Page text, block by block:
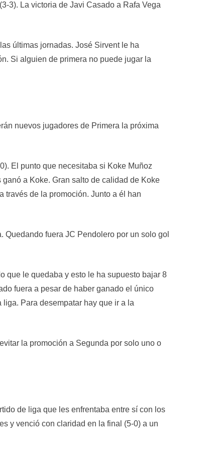
3). La victoria de Javi Casado a Rafa Vega
últimas jornadas. José Sirvent le ha
Si alguien de primera no puede jugar la
nuevos jugadores de Primera la próxima
El punto que necesitaba si Koke Muñoz
a Koke. Gran salto de calidad de Koke
través de la promoción. Junto a él han
Quedando fuera JC Pendolero por un solo gol
que le quedaba y esto le ha supuesto bajar 8
fuera a pesar de haber ganado el único
Para desempatar hay que ir a la
la promoción a Segunda por solo uno o
de liga que les enfrentaba entre sí con los
y venció con claridad en la final (5-0) a un